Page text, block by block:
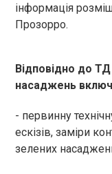
інформація
Прозорро.
Відповідно до
насаджень
- первинну
ескізів, заміри
зелених